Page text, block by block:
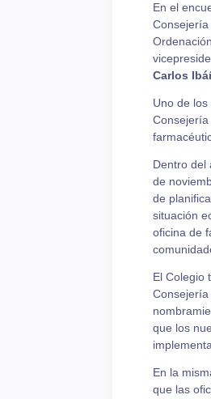
En el
Consejería
Carlos
Uno de
Dentro del
de
de
situación
oficina de
El Colegio
que los
En la
que las